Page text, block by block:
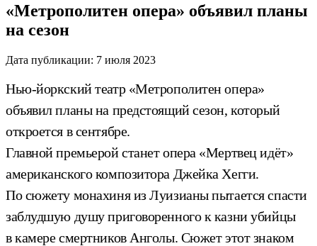
«Метрополитен опера» объявил планы
на сезон
Дата публикации: 7 июля 2023
Нью-йоркский театр «Метрополитен опера»
объявил планы на предстоящий сезон, который
откроется в сентябре.
Главной премьерой станет опера «Мертвец идёт»
американского композитора Джейка Хегги.
По сюжету монахиня из Луизианы пытается спасти
заблудшую душу приговоренного к казни убийцы
в камере смертников Анголы. Сюжет этот знаком